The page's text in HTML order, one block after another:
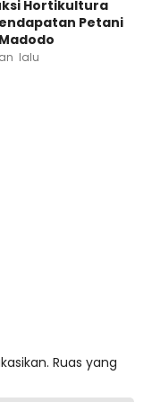
Hortikultura
Petani
lalu
Ruas yang